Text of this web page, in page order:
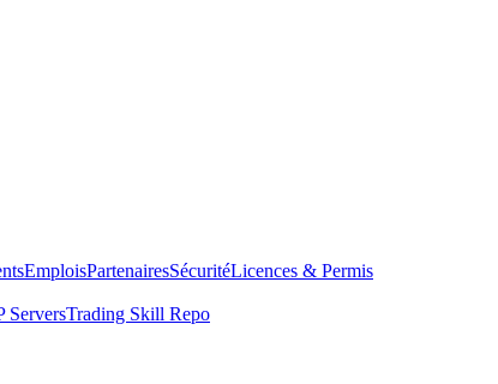
EmploisPartenairesSécuritéLicences & Permis
ServersTrading Skill Repo